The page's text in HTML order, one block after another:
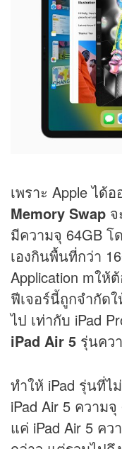
เพราะ Apple ได้
Memory Swap
มีความจุ 64GB
เองกินพื้นที่กว่า
Application mใ
ฟีเจอร์นี้ถูกจำกัด
ไป เท่ากับ iPad
iPad Air 5 รุ่นคว
ทำให้ iPad รุ่นที่ไ
iPad Air 5 ความ
แค่ iPad Air 5 คว